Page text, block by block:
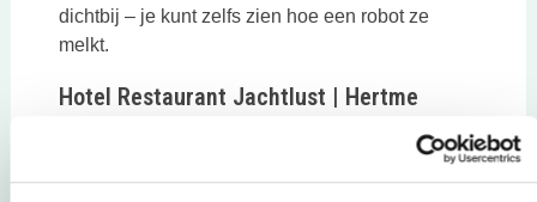
dichtbij – je kunt zelfs zien hoe een robot ze
melkt.
Hotel Restaurant Jachtlust | Hertme
kaart ook uitzicht op de omheinde speeltuin.
Naast het luchtkussen staat hier ook een